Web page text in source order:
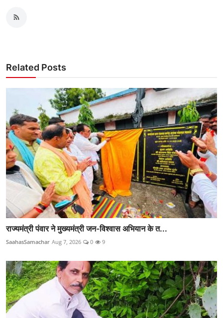
Related Posts
राज्यमंत्री पंवार ने मुख्यमंत्री जन-विश्वास अभियान के त...
SaahasSamachar Aug 7, 2026 0 9